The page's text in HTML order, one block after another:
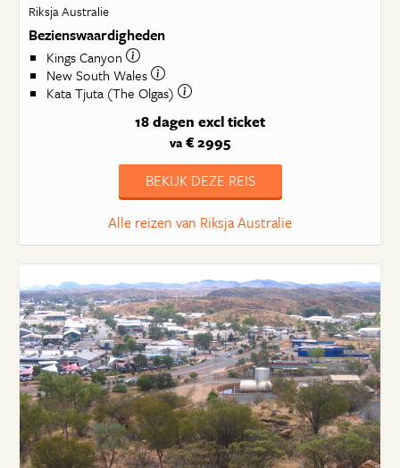
Riksja Australie
Bezienswaardigheden
Kings Canyon
New South Wales
Kata Tjuta (The Olgas)
18 dagen excl ticket
va € 2995
BEKIJK DEZE REIS
Alle reizen van Riksja Australie